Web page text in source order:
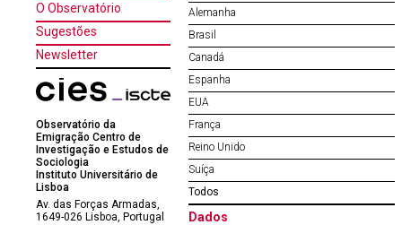
O Observatório
Sugestões
Newsletter
Observatório da
Emigração Centro de
Investigação e Estudos de
Sociologia
Instituto Universitário de
Lisboa
Av. das Forças Armadas,
1649-026 Lisboa, Portugal
Alemanha
Brasil
Canadá
Espanha
EUA
França
Reino Unido
Suíça
Todos
Dados